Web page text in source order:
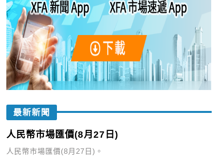
最新新聞
人民幣市場匯價(8月27日)
人民幣市場匯價(8月27日)。